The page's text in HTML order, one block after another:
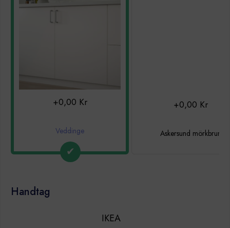
Veddinge
+0,00 Kr
Askersund mörkbrun
+0,00 Kr
Handtag
IKEA